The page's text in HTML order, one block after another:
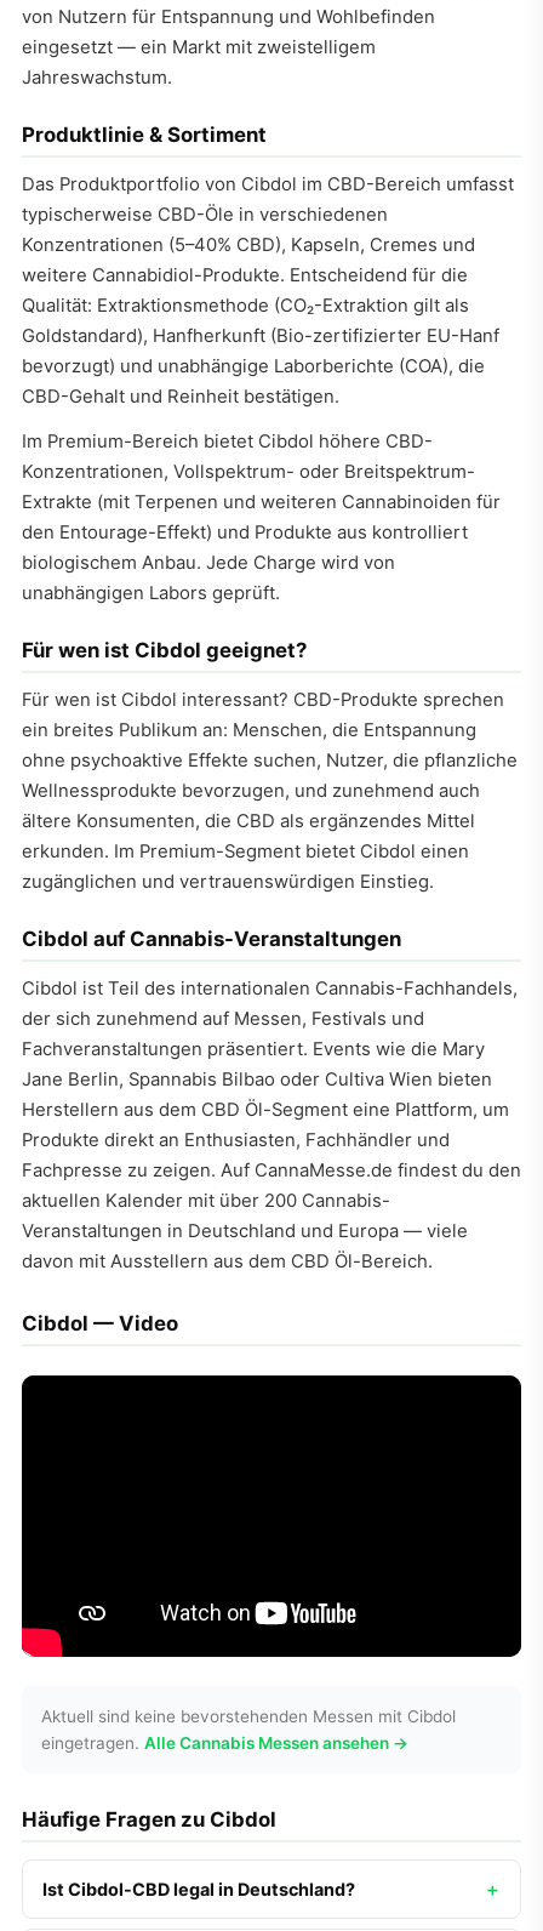
von Nutzern für Entspannung und Wohlbefinden
eingesetzt — ein Markt mit zweistelligem
Jahreswachstum.
Produktlinie & Sortiment
Das Produktportfolio von Cibdol im CBD-Bereich umfasst
typischerweise CBD-Öle in verschiedenen
Konzentrationen (5–40% CBD), Kapseln, Cremes und
weitere Cannabidiol-Produkte. Entscheidend für die
Qualität: Extraktionsmethode (CO₂-Extraktion gilt als
Goldstandard), Hanfherkunft (Bio-zertifizierter EU-Hanf
bevorzugt) und unabhängige Laborberichte (COA), die
CBD-Gehalt und Reinheit bestätigen.
Im Premium-Bereich bietet Cibdol höhere CBD-
Konzentrationen, Vollspektrum- oder Breitspektrum-
Extrakte (mit Terpenen und weiteren Cannabinoiden für
den Entourage-Effekt) und Produkte aus kontrolliert
biologischem Anbau. Jede Charge wird von
unabhängigen Labors geprüft.
Für wen ist Cibdol geeignet?
Für wen ist Cibdol interessant? CBD-Produkte sprechen
ein breites Publikum an: Menschen, die Entspannung
ohne psychoaktive Effekte suchen, Nutzer, die pflanzliche
Wellnessprodukte bevorzugen, und zunehmend auch
ältere Konsumenten, die CBD als ergänzendes Mittel
erkunden. Im Premium-Segment bietet Cibdol einen
zugänglichen und vertrauenswürdigen Einstieg.
Cibdol auf Cannabis-Veranstaltungen
Cibdol ist Teil des internationalen Cannabis-Fachhandels,
der sich zunehmend auf Messen, Festivals und
Fachveranstaltungen präsentiert. Events wie die Mary
Jane Berlin, Spannabis Bilbao oder Cultiva Wien bieten
Herstellern aus dem CBD Öl-Segment eine Plattform, um
Produkte direkt an Enthusiasten, Fachhändler und
Fachpresse zu zeigen. Auf CannaMesse.de findest du den
aktuellen Kalender mit über 200 Cannabis-
Veranstaltungen in Deutschland und Europa — viele
davon mit Ausstellern aus dem CBD Öl-Bereich.
Cibdol — Video
Aktuell sind keine bevorstehenden Messen mit Cibdol
eingetragen. Alle Cannabis Messen ansehen →
Häufige Fragen zu Cibdol
Ist Cibdol-CBD legal in Deutschland?